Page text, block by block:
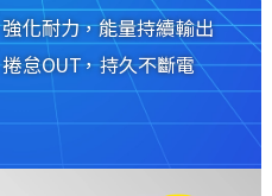
強化耐力，能量持續輸出
捲怠OUT，持久不斷電